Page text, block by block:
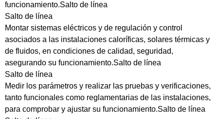
funcionamiento.Salto de línea
Salto de línea
Montar sistemas eléctricos y de regulación y control
asociados a las instalaciones caloríficas, solares térmicas y
de fluidos, en condiciones de calidad, seguridad,
asegurando su funcionamiento.Salto de línea
Salto de línea
Medir los parámetros y realizar las pruebas y verificaciones,
tanto funcionales como reglamentarias de las instalaciones,
para comprobar y ajustar su funcionamiento.Salto de línea